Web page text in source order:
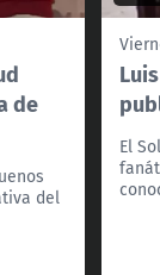
de
del
El